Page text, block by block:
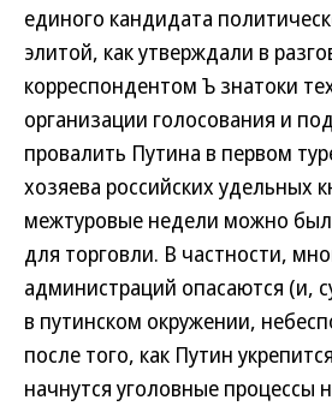
единого кандидата
элитой, как утверждали в
корреспондентом Ъ знатоки
организации голосования и
провалить Путина в первом
хозяева российских удельных
межтуровые недели можно
для торговли. В частности,
администраций опасаются (и,
в путинском окружении,
после того, как Путин
начнутся уголовные процессы